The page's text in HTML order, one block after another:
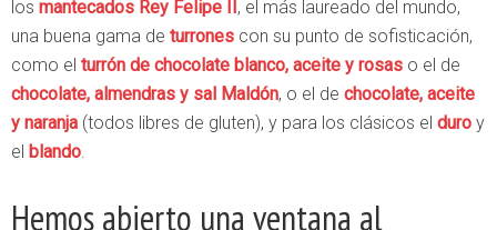
los mantecados Rey Felipe II , el más laureado del mundo,
una buena gama de turrones con su punto de sofisticación,
como el turrón de chocolate blanco, aceite y rosas o el de
chocolate, almendras y sal Maldón, o el de chocolate, aceite
y naranja (todos libres de gluten), y para los clásicos el duro y
el blando.
Hemos abierto una ventana al